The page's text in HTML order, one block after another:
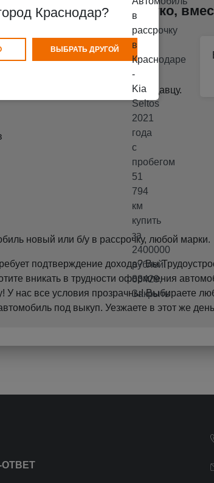
794 км в рассрочку легко,
Банков.
автомобилю и по продавцу.
новый или б/у в рассрочку, любой марки.
подтверждение дохода? Вы
вникать в трудности оформления
нас все условия прозрачны! Выбираете
под выкуп. Уезжаете в этот же
Краснодар?
ВЫБРАТЬ ДРУГОЙ